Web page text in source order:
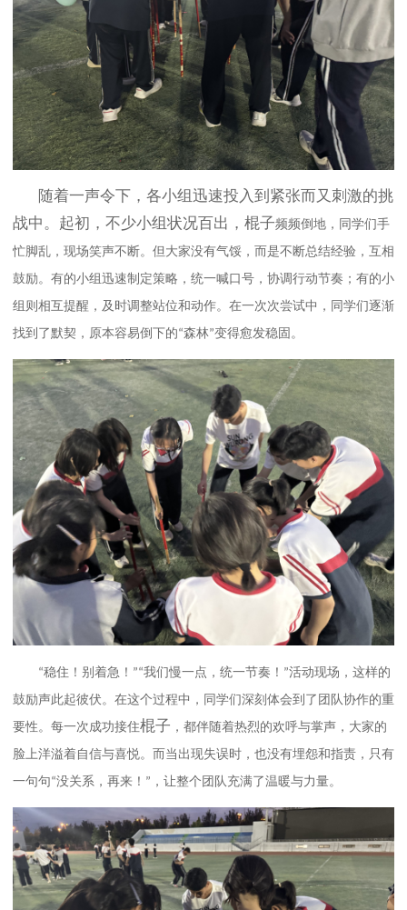
随着一声令下，各小组迅速投入到紧张而又刺激的挑
战中。起初，不少小组状况百出， 棍子频频倒地，同学们手
忙脚乱，现场笑声不断。但大家没有气馁，而是不断总结经验，互相
鼓励。有的小组迅速制定策略，统一喊口号，协调行动节奏；有的小
组则相互提醒，及时调整站位和动作。在一次次尝试中，同学们逐渐
找到了默契，原本容易倒下的“森林”变得愈发稳固。
“稳住！别着急！ ”“我们慢一点，统一节奏！ ”活动现场，这样的
鼓励声此起彼伏。在这个过程中，同学们深刻体会到了团队协作的重
要性。每一次成功接住棍子 ，都伴随着热烈的欢呼与掌声，大家的
脸上洋溢着自信与喜悦。而当出现失误时，也没有埋怨和指责，只有
一句句“没关系，再来！ ” ，让整个团队充满了温暖与力量。